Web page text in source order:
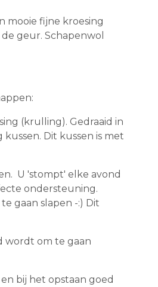
mooie fijne kroesing
geur. Schapenwol
(krulling). Gedraaid in
Dit kussen is met
U 'stompt' elke avond
ondersteuning.
gaan slapen -:) Dit
wordt om te gaan
bij het opstaan goed